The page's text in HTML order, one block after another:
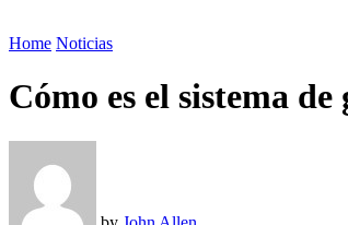
Home Noticias
Cómo es el sistema